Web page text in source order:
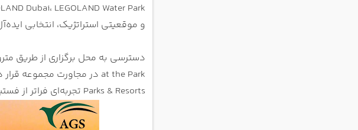
و موقعیتی استراتژیک، انتخابی
Parks & Resorts تجربه‌ای فراتر از فستیوال‌های رایج جهانی را برای شرکت‌کنندگان رقم می‌زند.